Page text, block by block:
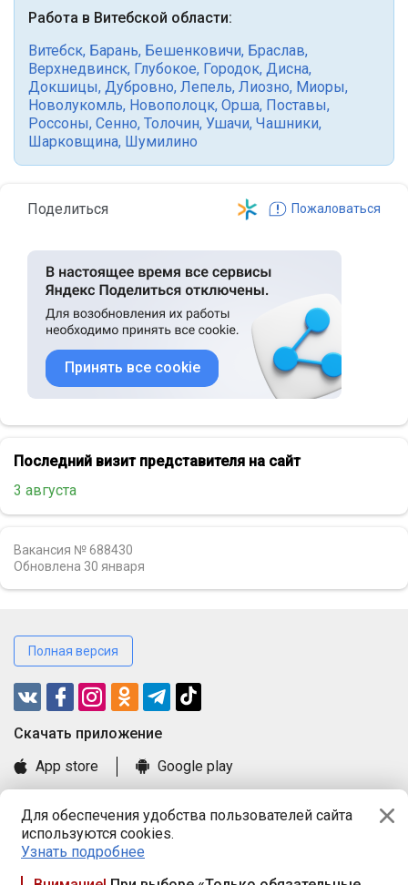
Для обеспечения удобства пользователей сайта
используются cookies.
Узнать подробнее
Работа в Витебской области:
Витебск, Барань, Бешенковичи, Браслав,
Верхнедвинск, Глубокое, Городок, Дисна,
Докшицы, Дубровно, Лепель, Лиозно, Миоры,
Новолукомль, Новополоцк, Орша, Поставы,
Россоны, Сенно, Толочин, Ушачи, Чашники,
Шарковщина, Шумилино
Поделиться Пожаловаться
Принять все cookie
Последний визит представителя на сайт
3 августа
Вакансия № 688430
Обновлена 30 января
Полная версия
Cкачать приложение
App store
Google play
Книга замечаний и предложений
Правила и документы
Praca.by © 2000—2026, ООО «ПРАЦА БАЙ»